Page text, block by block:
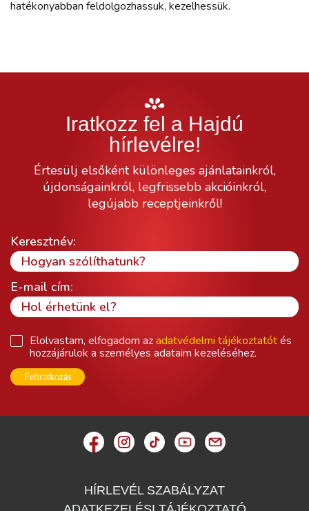
hatékonyabban feldolgozhassuk, kezelhessük.
Iratkozz fel a Hajdú
hírlevélre!
Értesülj elsőként különleges ajánlatainkról,
újdonságainkról, legfrissebb akcióinkról,
legújabb receptjeinkről!
Keresztnév:
E-mail cím:
Elolvastam, elfogadom azadatvédelmi tájékoztatótés
hozzájárulok a személyes adataim kezeléséhez.
Feliratkozás
HÍRLEVÉL SZABÁLYZAT